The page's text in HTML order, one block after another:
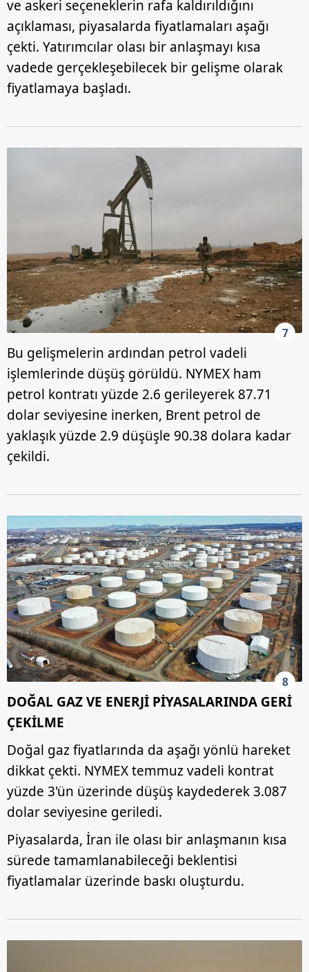
ve askeri seçeneklerin rafa kaldırıldığını
açıklaması, piyasalarda fiyatlamaları aşağı
çekti. Yatırımcılar olası bir anlaşmayı kısa
vadede gerçekleşebilecek bir gelişme olarak
fiyatlamaya başladı.
7
Bu gelişmelerin ardından petrol vadeli
işlemlerinde düşüş görüldü. NYMEX ham
petrol kontratı yüzde 2.6 gerileyerek 87.71
dolar seviyesine inerken, Brent petrol de
yaklaşık yüzde 2.9 düşüşle 90.38 dolara kadar
çekildi.
8
DOĞAL GAZ VE ENERJİ PİYASALARINDA GERİ
ÇEKİLME
Doğal gaz fiyatlarında da aşağı yönlü hareket
dikkat çekti. NYMEX temmuz vadeli kontrat
yüzde 3'ün üzerinde düşüş kaydederek 3.087
dolar seviyesine geriledi.
Piyasalarda, İran ile olası bir anlaşmanın kısa
sürede tamamlanabileceği beklentisi
fiyatlamalar üzerinde baskı oluşturdu.